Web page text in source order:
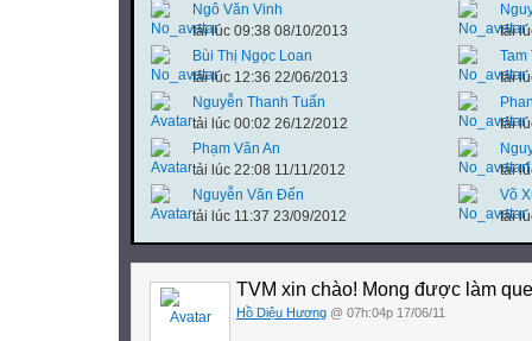
Ngô Văn Vinh
tải lúc 09:38 08/10/2013
tải
Bùi Thị Ngọc Loan
tải lúc 12:36 22/06/2013
Tam
tải
Nguyễn Thanh Tuấn
tải lúc 00:02 26/12/2012
tải
Phạm Văn An
tải lúc 22:08 11/11/2012
tải
Nguyễn Văn Đến
tải lúc 11:37 23/09/2012
Võ
tải
TVM xin chào! Mong được làm
Hồ Diệu Hương @ 07h:04p 17/06/11